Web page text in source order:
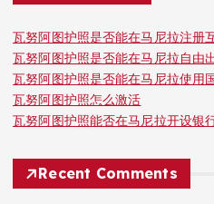
瓦努阿图护照是否能在马尼拉注册
瓦努阿图护照是否能在马尼拉自由
瓦努阿图护照是否能在马尼拉使用
瓦努阿图护照怎么激活
瓦努阿图护照能否在马尼拉开设银
Recent Comments